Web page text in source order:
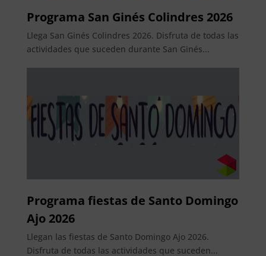
Programa San Ginés Colindres 2026
Llega San Ginés Colindres 2026. Disfruta de todas las
actividades que suceden durante San Ginés...
Programa fiestas de Santo Domingo
Ajo 2026
Llegan las fiestas de Santo Domingo Ajo 2026.
Disfruta de todas las actividades que suceden...